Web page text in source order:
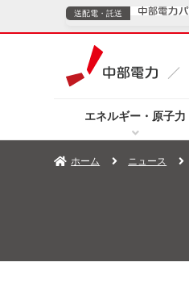
エネルギー・原子力
送配電・託送
TOPページへ
TOPページへ
ホーム ニュース